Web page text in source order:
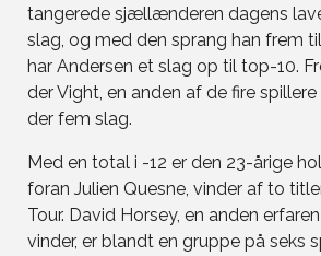
tangerede sjællænderen dagens
slag, og med den sprang han frem
har Andersen et slag op til top-10.
der Vight, en anden af de fire
der fem slag.
Med en total i -12 er den 23-årige
foran Julien Quesne, vinder af to
Tour. David Horsey, en anden
vinder, er blandt en gruppe på seks